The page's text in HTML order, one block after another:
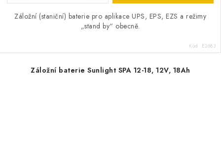
Záložní (staniční) baterie pro aplikace UPS, EPS, EZS a režimy
„stand by“ obecně.
Kód: E2683
Záložní baterie Sunlight SPA 12-18, 12V, 18Ah